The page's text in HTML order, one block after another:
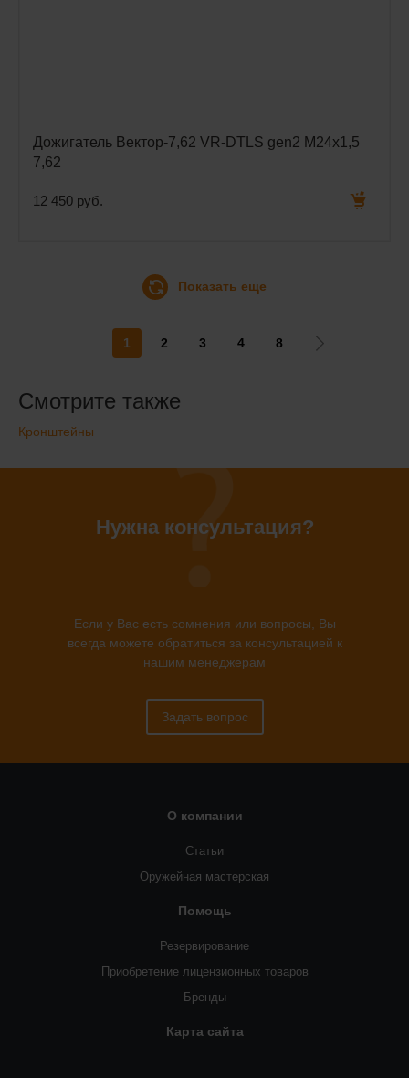
Дожигатель Вектор-7,62 VR-DTLS gen2 М24х1,5
7,62
12 450 руб.
Показать еще
1 2 3 4 8
Смотрите также
Кронштейны
Нужна консультация?
Если у Вас есть сомнения или вопросы, Вы
всегда можете обратиться за консультацией к
нашим менеджерам
Задать вопрос
О компании
Статьи
Оружейная мастерская
Помощь
Резервирование
Приобретение лицензионных товаров
Бренды
Карта сайта